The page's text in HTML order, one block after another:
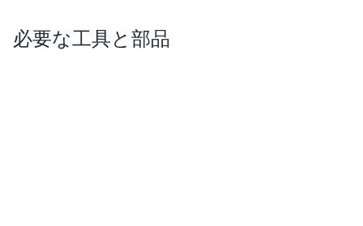
必要な工具と部品